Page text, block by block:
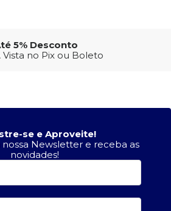
5% Desconto
Vista no Pix ou Boleto
se e Aproveite!
nossa Newsletter e receba as
novidades!